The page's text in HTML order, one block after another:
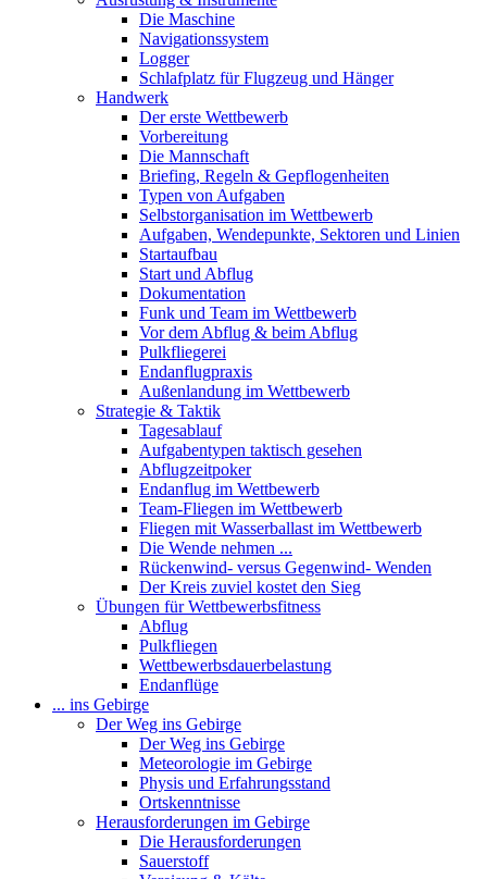
Die Maschine
Navigationssystem
Logger
Schlafplatz für Flugzeug und Hänger
Handwerk
Der erste Wettbewerb
Vorbereitung
Die Mannschaft
Briefing, Regeln & Gepflogenheiten
Typen von Aufgaben
Selbstorganisation im Wettbewerb
Aufgaben, Wendepunkte, Sektoren und Linien
Startaufbau
Start und Abflug
Dokumentation
Funk und Team im Wettbewerb
Vor dem Abflug & beim Abflug
Pulkfliegerei
Endanflugpraxis
Außenlandung im Wettbewerb
Strategie & Taktik
Tagesablauf
Aufgabentypen taktisch gesehen
Abflugzeitpoker
Endanflug im Wettbewerb
Team-Fliegen im Wettbewerb
Fliegen mit Wasserballast im Wettbewerb
Die Wende nehmen ...
Rückenwind- versus Gegenwind- Wenden
Der Kreis zuviel kostet den Sieg
Übungen für Wettbewerbsfitness
Abflug
Pulkfliegen
Wettbewerbsdauerbelastung
Endanflüge
... ins Gebirge
Der Weg ins Gebirge
Der Weg ins Gebirge
Meteorologie im Gebirge
Physis und Erfahrungsstand
Ortskenntnisse
Herausforderungen im Gebirge
Die Herausforderungen
Sauerstoff